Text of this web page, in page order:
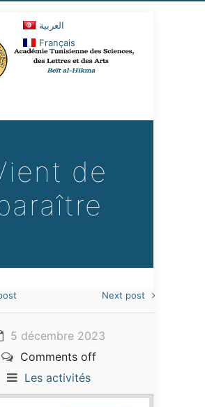
العربية
Français
de
Next post
5 décembre 2023
Comments off
Les activités